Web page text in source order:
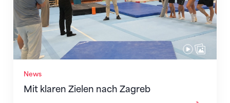
News
Mit klaren Zielen nach Zagreb